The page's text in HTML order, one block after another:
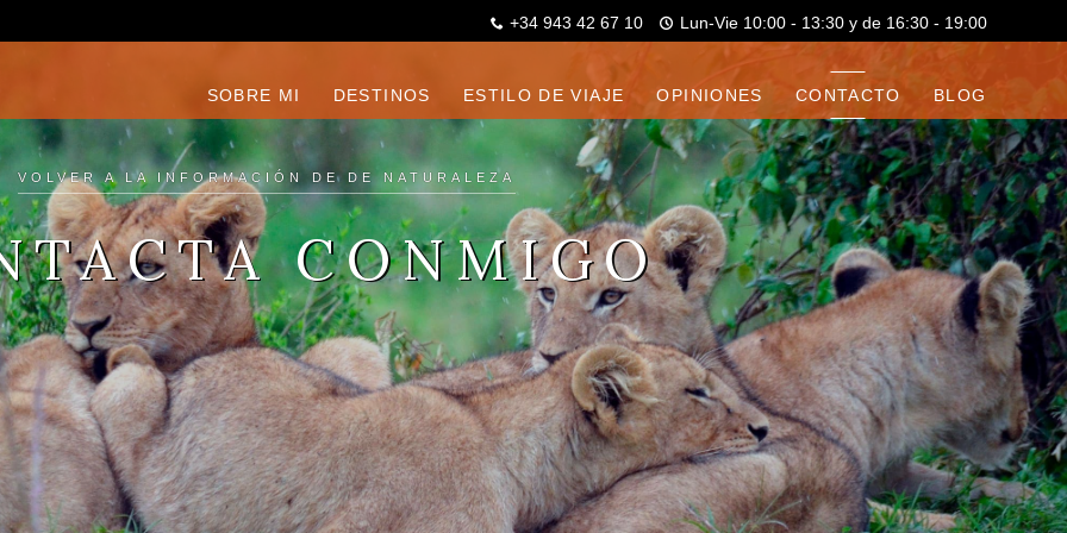
+34 943 42 67 10 Lun-Vie 10:00 - 13:30 y de 16:30 - 19:00
SOBRE MI DESTINOS ESTILO DE VIAJE OPINIONES CONTACTO BLOG
VOLVER A LA INFORMACIÓN DE DE NATURALEZA
CONMIGO